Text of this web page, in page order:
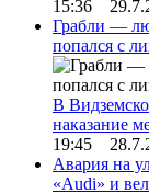
15:36
Грабли —
попался с
В
наказание
19:45
Авария на
«Audi» и